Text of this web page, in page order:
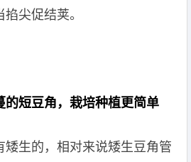
掐尖促结荚。
的短豆角，栽培种植更简单
矮生的，相对来说矮生豆角管